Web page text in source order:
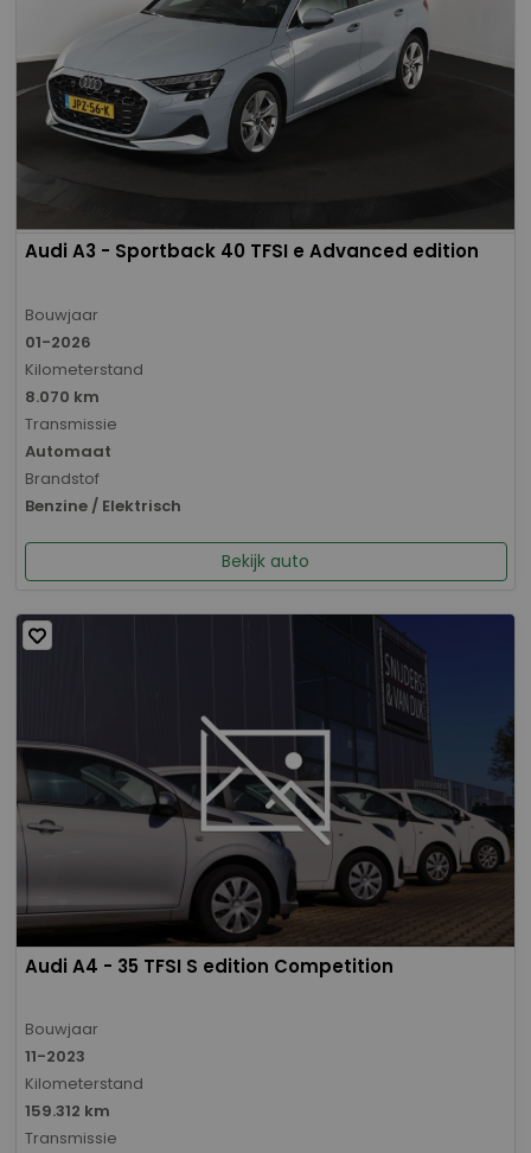
Audi A3 - Sportback 40 TFSI e Advanced edition
Bouwjaar
01-2026
Kilometerstand
8.070 km
Transmissie
Automaat
Brandstof
Benzine / Elektrisch
Bekijk auto
Audi A4 - 35 TFSI S edition Competition
Bouwjaar
11-2023
Kilometerstand
159.312 km
Transmissie